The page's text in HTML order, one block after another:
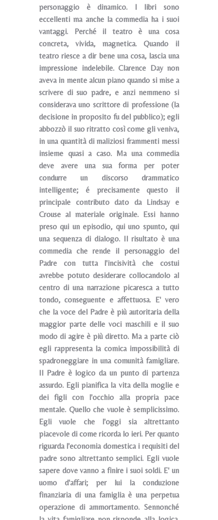
personaggio è dinamico. I libri sono
eccellenti ma anche la commedia ha i suoi
vantaggi. Perché il teatro è una cosa
concreta, vivida, magnetica. Quando il
teatro riesce a dir bene una cosa, lascia una
impressione indelebile. Clarence Day non
aveva in mente alcun piano quando si mise a
scrivere di suo padre, e anzi nemmeno si
considerava uno scrittore di professione (la
decisione in proposito fu del pubblico); egli
abbozzò il suo ritratto così come gli veniva,
in una quantità di maliziosi frammenti messi
insieme quasi a caso. Ma una commedia
deve avere una sua forma per poter
condurre un discorso drammatico
intelligente; é precisamente questo il
principale contributo dato da Lindsay e
Crouse al materiale originale. Essi hanno
preso qui un episodio, qui uno spunto, qui
una sequenza di dialogo. Il risultato è una
commedia che rende il personaggio del
Padre con tutta l'incisività che costui
avrebbe potuto desiderare collocandolo al
centro di una narrazione picaresca a tutto
tondo, conseguente e affettuosa. E' vero
che la voce del Padre è più autoritaria della
maggior parte delle voci maschili e il suo
modo di agire è più diretto. Ma a parte ciò
egli rappresenta la comica impossibilità di
spadroneggiare in una comunità famigliare.
Il Padre è logico da un punto di partenza
assurdo. Egli pianifica la vita della moglie e
dei figli con l'occhio alla propria pace
mentale. Quello che vuole è semplicissimo.
Egli vuole che l'oggi sia altrettanto
piacevole di come ricorda lo ieri. Per quanto
riguarda l'economia domestica i requisiti del
padre sono altrettanto semplici. Egli vuole
sapere dove vanno a finire i suoi soldi. E' un
uomo d'affari; per lui la conduzione
finanziaria di una famiglia è una perpetua
operazione di ammortamento. Sennonché